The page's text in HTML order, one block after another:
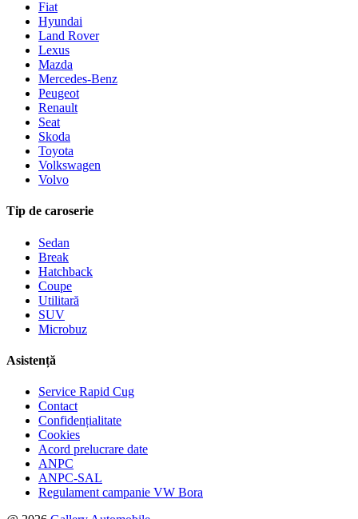
Fiat
Hyundai
Land Rover
Lexus
Mazda
Mercedes-Benz
Peugeot
Renault
Seat
Skoda
Toyota
Volkswagen
Volvo
Tip de caroserie
Sedan
Break
Hatchback
Coupe
Utilitară
SUV
Microbuz
Asistență
Service Rapid Cug
Contact
Confidențialitate
Cookies
Acord prelucrare date
ANPC
ANPC-SAL
Regulament campanie VW Bora